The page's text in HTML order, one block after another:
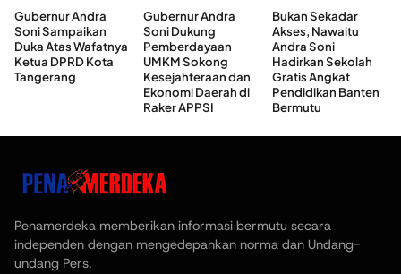
Gubernur Andra
Soni Sampaikan
Duka Atas Wafatnya
Ketua DPRD Kota
Tangerang
Gubernur Andra
Soni Dukung
Pemberdayaan
UMKM Sokong
Kesejahteraan dan
Ekonomi Daerah di
Raker APPSI
Bukan Sekadar
Akses, Nawaitu
Andra Soni
Hadirkan Sekolah
Gratis Angkat
Pendidikan Banten
Bermutu
Penamerdeka memberikan informasi bermutu secara
independen dengan mengedepankan norma dan Undang-
undang Pers.